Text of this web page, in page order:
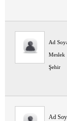
Ad
Meslek
Şehir
Ad